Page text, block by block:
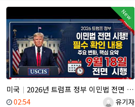
New
미국 2026년 트럼프 정부 이민법 전면 시행 꼭 알아야 할 4가지!!
등록자유기자
등록일
02:54